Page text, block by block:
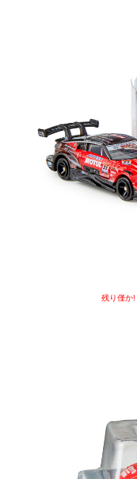
残り僅か!